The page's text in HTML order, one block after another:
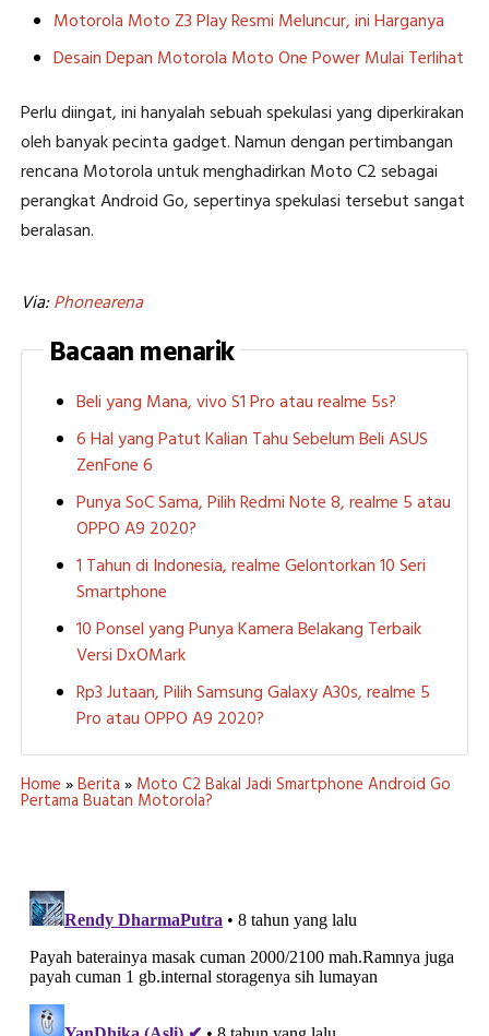
Motorola Moto Z3 Play Resmi Meluncur, ini Harganya
Desain Depan Motorola Moto One Power Mulai Terlihat
Perlu diingat, ini hanyalah sebuah spekulasi yang diperkirakan
oleh banyak pecinta gadget. Namun dengan pertimbangan
rencana Motorola untuk menghadirkan Moto C2 sebagai
perangkat Android Go, sepertinya spekulasi tersebut sangat
beralasan.
Via:Phonearena
Bacaan menarik
Beli yang Mana, vivo S1 Pro atau realme 5s?
6 Hal yang Patut Kalian Tahu Sebelum Beli ASUS
ZenFone 6
Punya SoC Sama, Pilih Redmi Note 8, realme 5 atau
OPPO A9 2020?
1 Tahun di Indonesia, realme Gelontorkan 10 Seri
Smartphone
10 Ponsel yang Punya Kamera Belakang Terbaik
Versi DxOMark
Rp3 Jutaan, Pilih Samsung Galaxy A30s, realme 5
Pro atau OPPO A9 2020?
Home »Berita » Moto C2 Bakal Jadi Smartphone Android Go
Pertama Buatan Motorola?